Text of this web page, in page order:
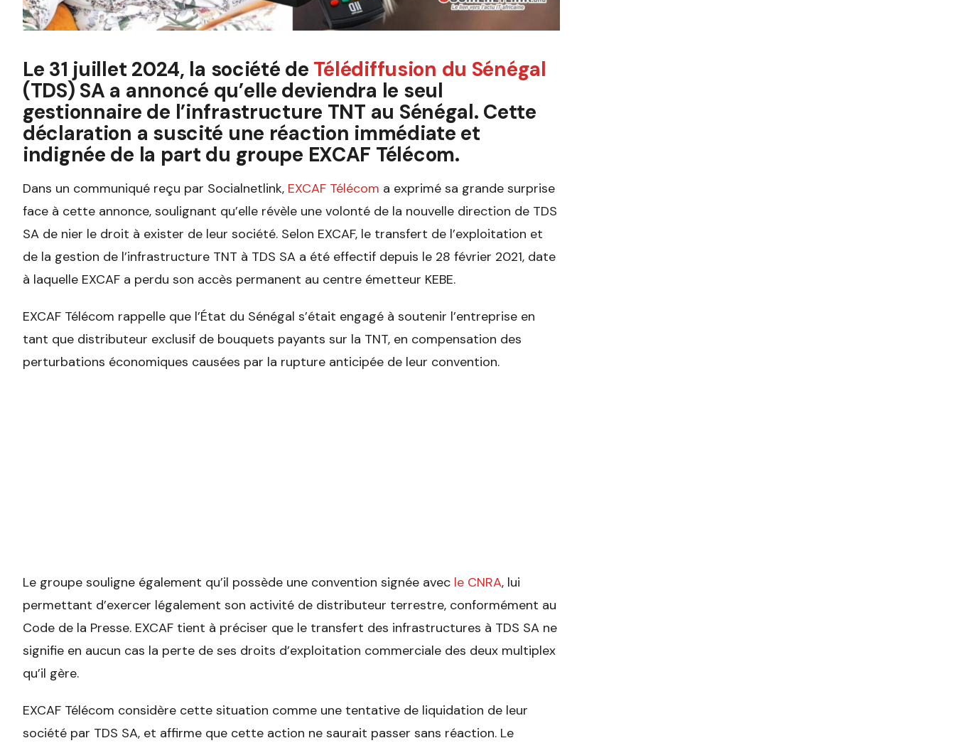
Le 31 juillet 2024, la société de Télédiffusion du Sénégal
(TDS) SA a annoncé qu’elle deviendra le seul
gestionnaire de l’infrastructure TNT au Sénégal. Cette
déclaration a suscité une réaction immédiate et
indignée de la part du groupe EXCAF Télécom.
Dans un communiqué reçu par Socialnetlink, EXCAF Télécom a exprimé sa grande surprise
face à cette annonce, soulignant qu’elle révèle une volonté de la nouvelle direction de TDS
SA de nier le droit à exister de leur société. Selon EXCAF, le transfert de l’exploitation et
de la gestion de l’infrastructure TNT à TDS SA a été effectif depuis le 28 février 2021, date
à laquelle EXCAF a perdu son accès permanent au centre émetteur KEBE.
EXCAF Télécom rappelle que l’État du Sénégal s’était engagé à soutenir l’entreprise en
tant que distributeur exclusif de bouquets payants sur la TNT, en compensation des
perturbations économiques causées par la rupture anticipée de leur convention.
Le groupe souligne également qu’il possède une convention signée avec le CNRA, lui
permettant d’exercer légalement son activité de distributeur terrestre, conformément au
Code de la Presse. EXCAF tient à préciser que le transfert des infrastructures à TDS SA ne
signifie en aucun cas la perte de ses droits d’exploitation commerciale des deux multiplex
qu’il gère.
EXCAF Télécom considère cette situation comme une tentative de liquidation de leur
société par TDS SA, et affirme que cette action ne saurait passer sans réaction. Le